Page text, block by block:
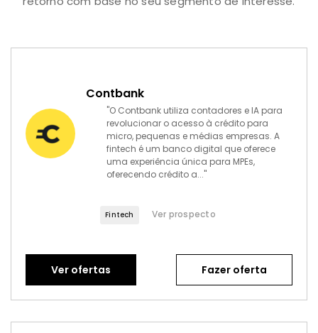
Contbank
"O Contbank utiliza contadores e IA para
revolucionar o acesso à crédito para
micro, pequenas e médias empresas. A
fintech é um banco digital que oferece
uma experiência única para MPEs,
oferecendo crédito a..."
Fintech Ver prospecto
Ver ofertas Fazer oferta